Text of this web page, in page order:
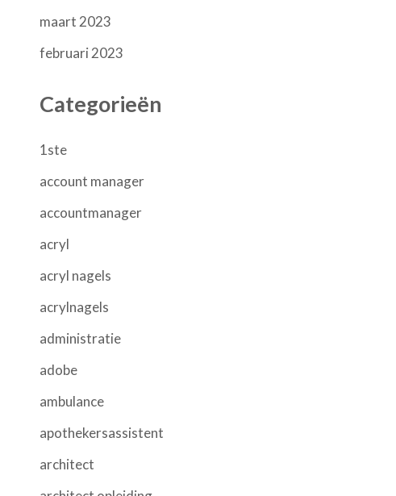
maart 2023
februari 2023
Categorieën
1ste
account manager
accountmanager
acryl
acryl nagels
acrylnagels
administratie
adobe
ambulance
apothekersassistent
architect